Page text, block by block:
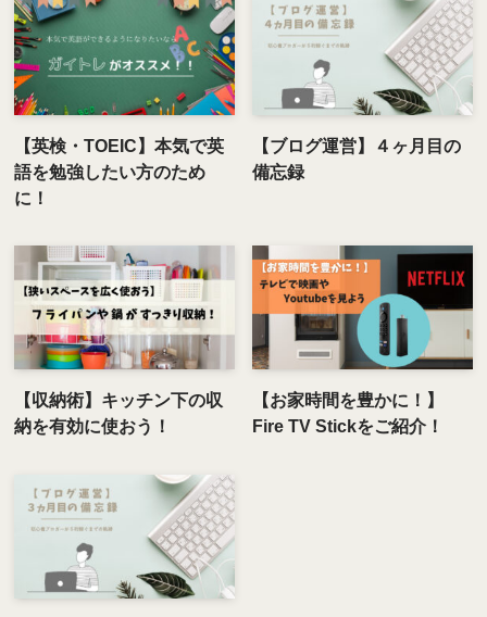
【英検・TOEIC】本気で英
語を勉強したい方のため
に！
【ブログ運営】４ヶ月目の
備忘録
【収納術】キッチン下の収
納を有効に使おう！
【お家時間を豊かに！】
Fire TV Stickをご紹介！